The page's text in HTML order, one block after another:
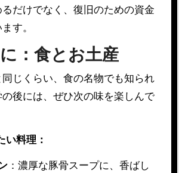
だけでなく、復旧のための資金
す。
：食とお土産
じくらい、食の名物でも知られ
後には、ぜひ次の味を楽しんで
い料理：
：濃厚な豚骨スープに、香ばし